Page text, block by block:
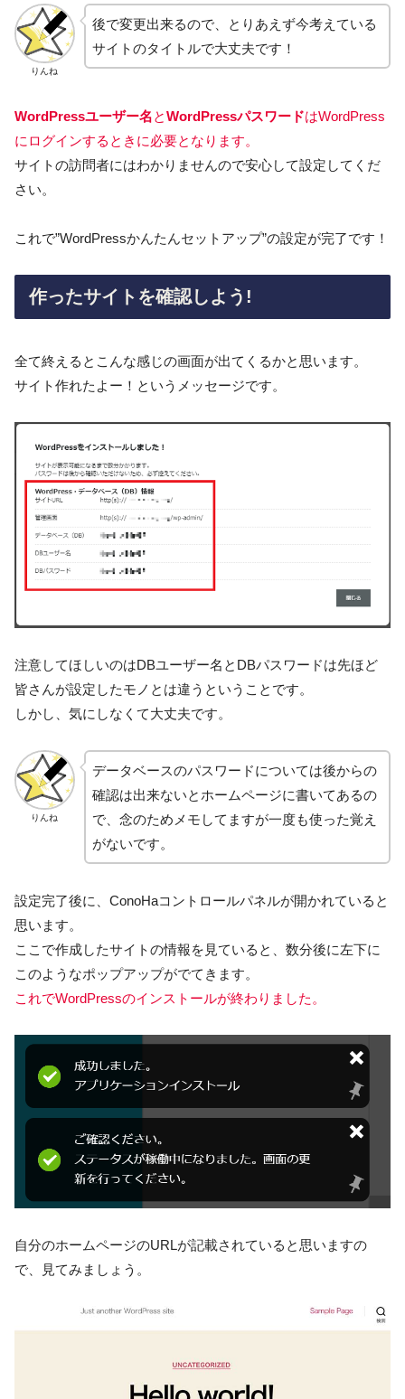
りんね
後で変更出来るので、とりあえず今考えている
サイトのタイトルで大丈夫です！
WordPressユーザー名とWordPressパスワードはWordPress
にログインするときに必要となります。
サイトの訪問者にはわかりませんので安心して設定してくだ
さい。
これで”WordPressかんたんセットアップ”の設定が完了です！
作ったサイトを確認しよう!
全て終えるとこんな感じの画面が出てくるかと思います。
サイト作れたよー！というメッセージです。
注意してほしいのはDBユーザー名とDBパスワードは先ほど
皆さんが設定したモノとは違うということです。
しかし、気にしなくて大丈夫です。
りんね
データベースのパスワードについては後からの
確認は出来ないとホームページに書いてあるの
で、念のためメモしてますが一度も使った覚え
がないです。
設定完了後に、ConoHaコントロールパネルが開かれていると
思います。
ここで作成したサイトの情報を見ていると、数分後に左下に
このようなポップアップがでてきます。
これでWordPressのインストールが終わりました。
自分のホームページのURLが記載されていると思いますの
で、見てみましょう。